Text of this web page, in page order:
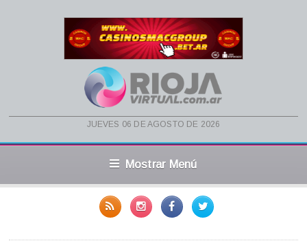
jueves 06 de agosto de 2026
Mostrar Menú